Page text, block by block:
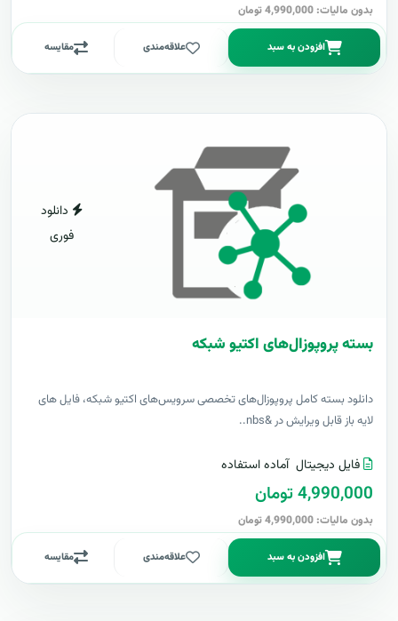
بدون مالیات: 4,990,000 تومان
افزودن به سبد علاقه‌مندی مقایسه
دانلود
فوری
بسته پروپوزال‌های اکتیو شبکه
دانلود بسته کامل پروپوزال‌های تخصصی سرویس‌های اکتیو شبکه، فایل های
لایه باز قابل ویرایش در &nbs..
فایل دیجیتال آماده استفاده
4,990,000 تومان
بدون مالیات: 4,990,000 تومان
افزودن به سبد علاقه‌مندی مقایسه